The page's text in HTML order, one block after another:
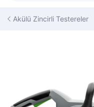
Akülü Zincirli Testereler